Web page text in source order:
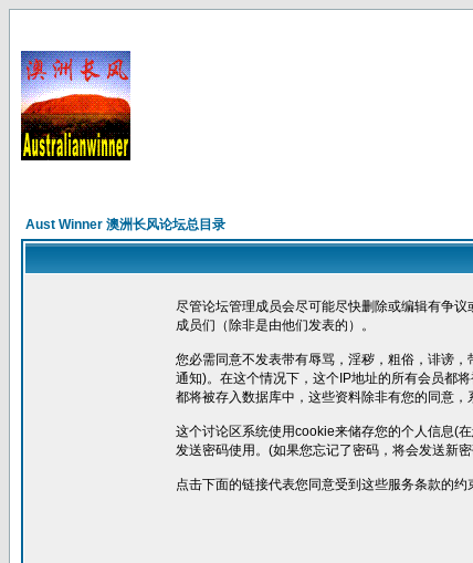
Aust Winner 澳洲长风论坛总目录
尽管论坛管理成员会尽可能尽快删除或编辑有争
成员们（除非是由他们发表的）。
您必需同意不发表带有辱骂，淫秽，粗俗，诽谤
通知)。在这个情况下，这个IP地址的所有会员都
都将被存入数据库中，这些资料除非有您的同意
这个讨论区系统使用cookie来储存您的个人信息(
发送密码使用。(如果您忘记了密码，将会发送新
点击下面的链接代表您同意受到这些服务条款的约